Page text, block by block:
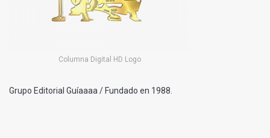
Columna Digital HD Logo
Grupo Editorial Guíaaaa / Fundado en 1988.